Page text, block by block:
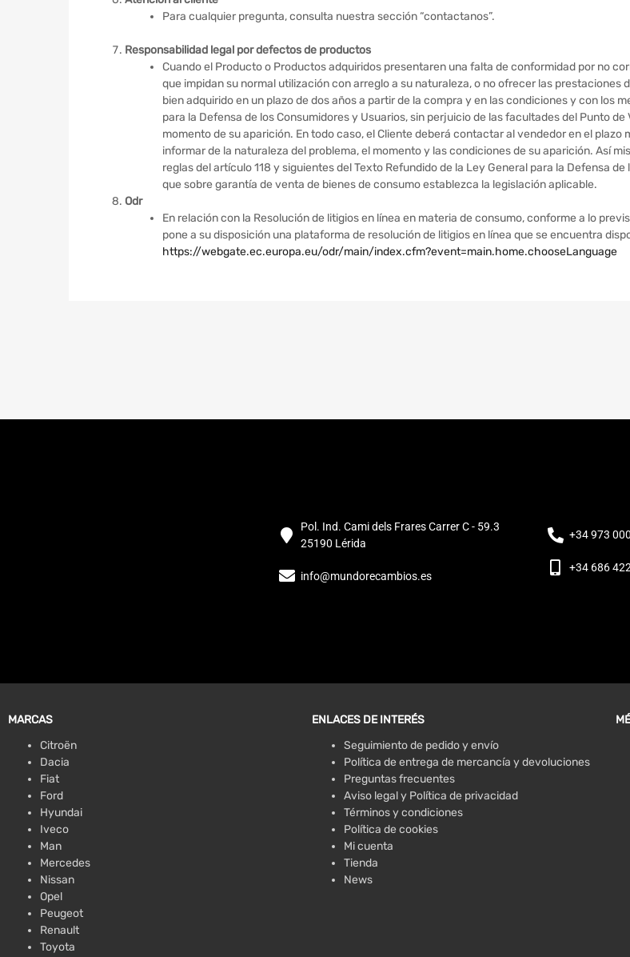
Para cualquier pregunta, consulta nuestra sección “contactanos”.
Responsabilidad legal por defectos de productos
Cuando el Producto o Productos adquiridos presentaren una falta de conformidad por no
que impidan su normal utilización con arreglo a su naturaleza, o no ofrecer las
bien adquirido en un plazo de dos años a partir de la compra y en las condiciones y con los
para la Defensa de los Consumidores y Usuarios, sin perjuicio de las facultades del Punto
momento de su aparición. En todo caso, el Cliente deberá contactar al vendedor en el
informar de la naturaleza del problema, el momento y las condiciones de su aparición. Así
reglas del artículo 118 y siguientes del Texto Refundido de la Ley General para la Defensa
que sobre garantía de venta de bienes de consumo establezca la legislación aplicable.
Odr
En relación con la Resolución de litigios en línea en materia de consumo, conforme a lo
pone a su disposición una plataforma de resolución de litigios en línea que se encuentra
https://webgate.ec.europa.eu/odr/main/index.cfm?event=main.home.chooseLanguage
Pol. Ind. Cami dels Frares Carrer C - 59.3
25190 Lérida
info@mundorecambios.es
+34 973
+34 686
MARCAS
Citroën
Dacia
Fiat
Ford
Hyundai
Iveco
Man
Mercedes
Nissan
Opel
Peugeot
Renault
Toyota
ENLACES DE INTERÉS
Seguimiento de pedido y envío
Política de entrega de mercancía y devoluciones
Preguntas frecuentes
Aviso legal y Política de privacidad
Términos y condiciones
Política de cookies
Mi cuenta
Tienda
News